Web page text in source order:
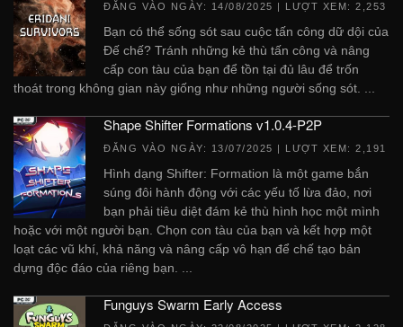
ĐĂNG VÀO NGÀY: 14/08/2025 | LƯỢT XEM: 2,253
Bạn có thể sống sót sau cuộc tấn công dữ dội của
Đế chế? Tránh những kẻ thù tấn công và nâng
cấp con tàu của bạn để tồn tại đủ lâu để trốn
thoát trong không gian này giống như những người sống sót. ...
Shape Shifter Formations v1.0.4-P2P
ĐĂNG VÀO NGÀY: 13/07/2025 | LƯỢT XEM: 2,191
Hình dạng Shifter: Formation là một game bắn
súng đôi hành động với các yếu tố lừa đảo, nơi
bạn phải tiêu diệt đám kẻ thù hình học một mình
hoặc với một người bạn. Chọn con tàu của bạn và kết hợp một
loạt các vũ khí, khả năng và nâng cấp vô hạn để chế tạo bản
dựng độc đáo của riêng bạn. ...
Funguys Swarm Early Access